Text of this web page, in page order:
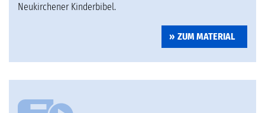
Neukirchener Kinderbibel.
ZUM MATERIAL